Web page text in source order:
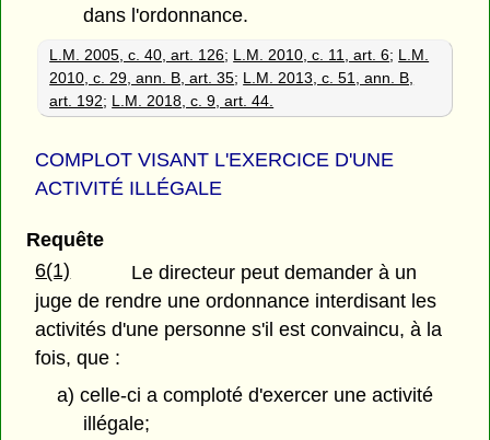
dans l'ordonnance.
L.M. 2005, c. 40, art. 126; L.M. 2010, c. 11, art. 6; L.M.
2010, c. 29, ann. B, art. 35; L.M. 2013, c. 51, ann. B,
art. 192; L.M. 2018, c. 9, art. 44.
COMPLOT VISANT L'EXERCICE D'UNE
ACTIVITÉ ILLÉGALE
Requête
6(1)
Le directeur peut demander à un
juge de rendre une ordonnance interdisant les
activités d'une personne s'il est convaincu, à la
fois, que :
a) celle-ci a comploté d'exercer une activité
illégale;